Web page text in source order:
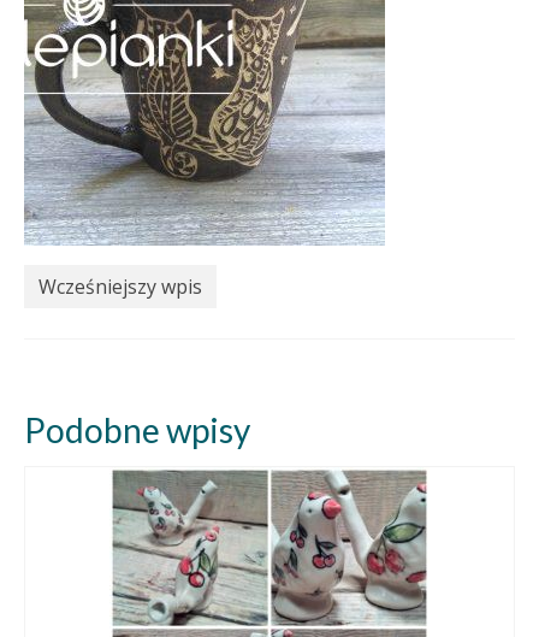
Wcześniejszy wpis
Podobne wpisy